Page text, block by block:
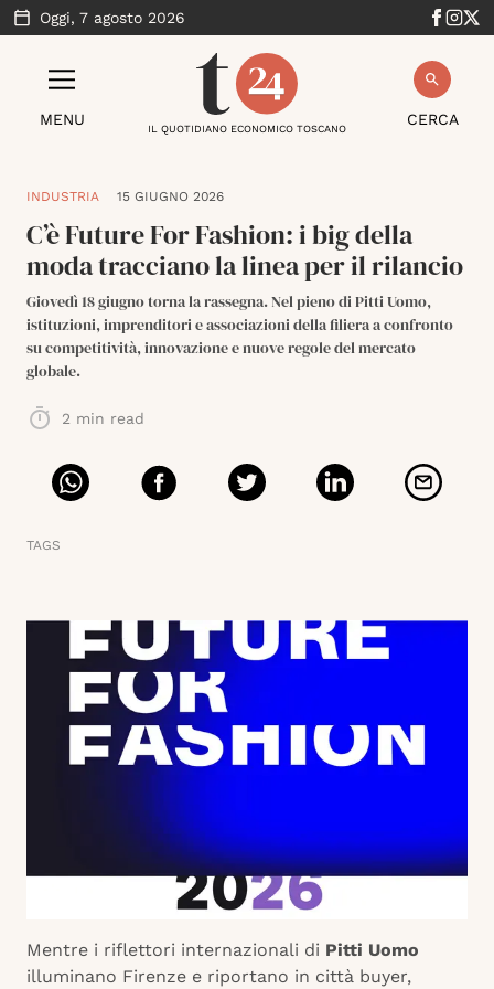
Oggi, 7 agosto 2026
MENU CERCA
IL QUOTIDIANO ECONOMICO TOSCANO
INDUSTRIA 15 GIUGNO 2026
C’è Future For Fashion: i big della
moda tracciano la linea per il rilancio
Giovedì 18 giugno torna la rassegna. Nel pieno di Pitti Uomo,
istituzioni, imprenditori e associazioni della filiera a confronto
su competitività, innovazione e nuove regole del mercato
globale.
2 min read
TAGS
Mentre i riflettori internazionali di Pitti Uomo
illuminano Firenze e riportano in città buyer,